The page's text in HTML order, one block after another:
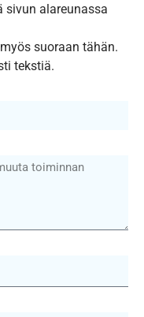
sivun alareunassa
suoraan tähän.
tekstiä.